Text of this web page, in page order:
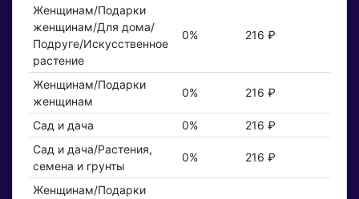
Женщинам/Подарки
женщинам/Для дома/
Подруге/Искусственное
растение
0% 216 ₽
Женщинам/Подарки
женщинам
0% 216 ₽
Сад и дача 0%
216 ₽
Сад и дача/Растения,
семена и грунты
0% 216 ₽
Женщинам/Подарки